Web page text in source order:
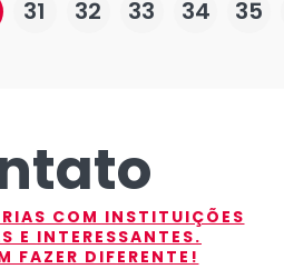
31 32 33 34 35
COM INSTITUIÇÕES
E INTERESSANTES.
FAZER DIFERENTE!